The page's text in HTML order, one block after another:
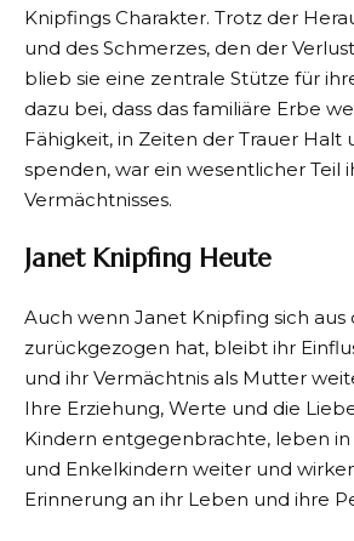
Knipfings Charakter. Trotz der
und des Schmerzes, den der
blieb sie eine zentrale Stütze für
dazu bei, dass das familiäre Erbe
Fähigkeit, in Zeiten der Trauer Halt
spenden, war ein wesentlicher Teil
Vermächtnisses.
Janet Knipfing Heute
Auch wenn Janet Knipfing sich
zurückgezogen hat, bleibt ihr
und ihr Vermächtnis als Mutter
Ihre Erziehung, Werte und die
Kindern entgegenbrachte, leben
und Enkelkindern weiter und
Erinnerung an ihr Leben und ihre